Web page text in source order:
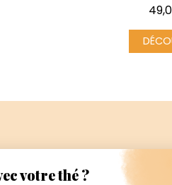
Prix
Paiement
sécurisé